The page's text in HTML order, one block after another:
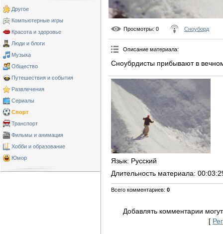
Другое
Компьютерные игры
Красота и здоровье
Люди и блоги
Музыка
Общество
Путешествия и события
Развлечения
Сериалы
Спорт
Транспорт
Фильмы и анимация
Хобби и образование
Юмор
Просмотры: 0 Сноуборд
Описание материала:
Сноубрдисты прибывают в
Язык: Русский
Длительность материала:
Всего комментариев: 0
Добавлять комментарии
[